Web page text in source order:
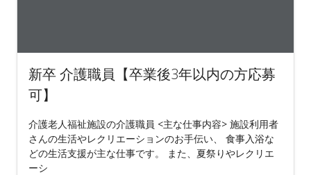
新卒 介護職員【卒業後3年以内の方応募
可】
介護老人福祉施設の介護職員 <主な仕事内容> 施設利用者
さんの生活やレクリエーションのお手伝い、 食事入浴な
どの生活支援が主な仕事です。 また、夏祭りやレクリエ
ーシ